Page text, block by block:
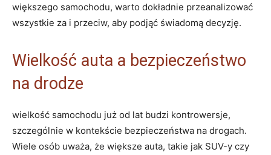
większego samochodu, warto dokładnie ⁣przeanalizować
wszystkie za i ‍przeciw, aby podjąć świadomą⁤ decyzję.
Wielkość ⁣auta ‍a bezpieczeństwo​
na drodze
wielkość samochodu już od lat budzi​ kontrowersje,
szczególnie w‌ kontekście bezpieczeństwa na drogach.
Wiele ⁤osób uważa, że większe auta, takie⁣ jak ⁤SUV-y​ czy​